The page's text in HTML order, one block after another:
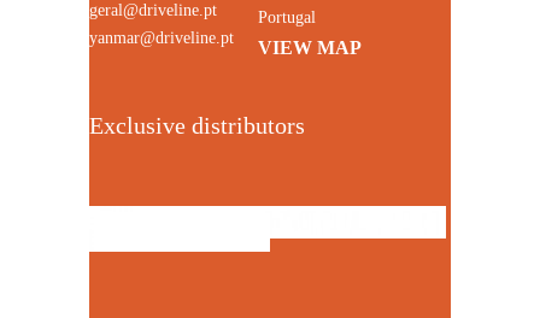
geral@driveline.pt
yanmar@driveline.pt
Portugal
VIEW MAP
Exclusive distributors